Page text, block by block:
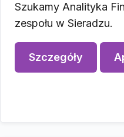
Szukamy Analityka
zespołu w Sieradzu.
Szczegóły